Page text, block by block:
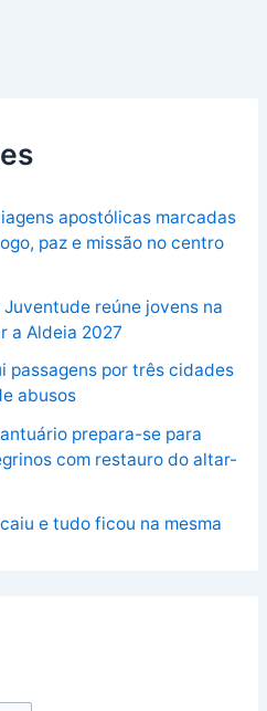
apostólicas marcadas
paz e missão no centro
reúne jovens na
a Aldeia 2027
passagens por três cidades
abusos
prepara-se para
com restauro do altar-
e tudo ficou na mesma